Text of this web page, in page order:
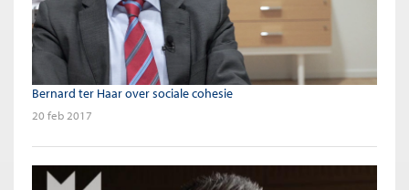
Bernard ter Haar over sociale cohesie
20 feb 2017